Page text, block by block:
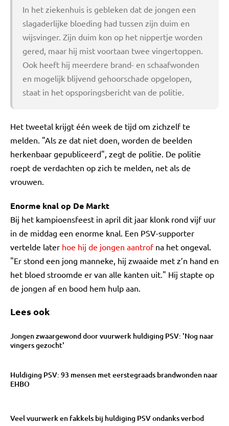
In het ziekenhuis is gebleken dat de jongen een
slagaderlijke bloeding had tussen zijn duim en
wijsvinger. Zijn duim kon op het nippertje worden
gered, maar hij mist voortaan twee vingertoppen.
Ook heeft hij meerdere brand- en schaafwonden
en mogelijk blijvend gehoorschade opgelopen,
staat in het opsporingsbericht van de politie.
Het tweetal krijgt één week de tijd om zichzelf te
melden. "Als ze dat niet doen, worden de beelden
herkenbaar gepubliceerd", zegt de politie. De politie
roept de verdachten op zich te melden, net als de
vrouwen.
Enorme knal op De Markt
Bij het kampioensfeest in april dit jaar klonk rond vijf uur
in de middag een enorme knal. Een PSV-supporter
vertelde later hoe hij de jongen aantrofna het ongeval.
"Er stond een jong manneke, hij zwaaide met z’n hand en
het bloed stroomde er van alle kanten uit." Hij stapte op
de jongen af en bood hem hulp aan.
Lees ook
Jongen zwaargewond door vuurwerk huldiging PSV: 'Nog naar
vingers gezocht'
Huldiging PSV: 93 mensen met eerstegraads brandwonden naar
EHBO
Veel vuurwerk en fakkels bij huldiging PSV ondanks verbod